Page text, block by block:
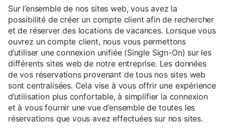
Sur l’ensemble de nos sites web, vous avez la
possibilité de créer un compte client afin de rechercher
et de réserver des locations de vacances. Lorsque vous
ouvrez un compte client, nous vous permettons
d’utiliser une connexion unifiée (Single Sign-On) sur les
différents sites web de notre entreprise. Les données
de vos réservations provenant de tous nos sites web
sont centralisées. Cela vise à vous offrir une expérience
d’utilisation plus confortable, à simplifier la connexion
et à vous fournir une vue d’ensemble de toutes les
réservations que vous avez effectuées sur nos sites.